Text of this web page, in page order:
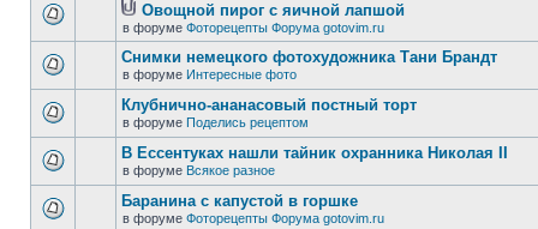
Овощной пирог с яичной лапшой
в форуме Фоторецепты Форума gotovim.ru
Снимки немецкого фотохудожника Тани Брандт
в форуме Интересные фото
Клубнично-ананасовый постный торт
в форуме Поделись рецептом
В Ессентуках нашли тайник охранника Николая II
в форуме Всякое разное
Баранина с капустой в горшке
в форуме Фоторецепты Форума gotovim.ru